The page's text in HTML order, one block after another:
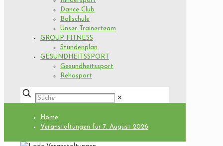
Dance Club
Ballschule
Unser Trainerteam
GROUP FITNESS
Stundenplan
GESUNDHEITSSPORT
Gesundheitssport
Rehasport
✕
Home
Veranstaltungen für 7. August 2026